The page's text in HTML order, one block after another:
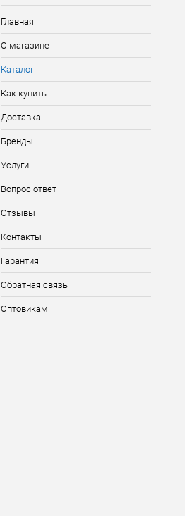
Главная
О магазине
Каталог
Как купить
Доставка
Бренды
Услуги
Вопрос ответ
Отзывы
Контакты
Гарантия
Обратная связь
Оптовикам